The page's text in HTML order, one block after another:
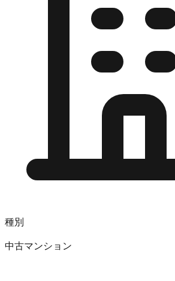
種別
中古マンション